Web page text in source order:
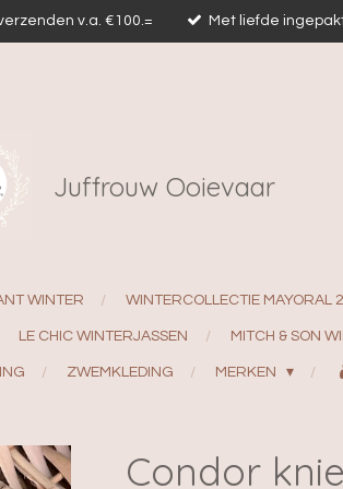
v.a. €100.= Met liefde
Juffrouw Ooievaar
WINTER WINTERCOLLECTIE MAYORAL
LE CHIC WINTERJASSEN MITCH & SON
ZWEMKLEDING MERKEN
Condor